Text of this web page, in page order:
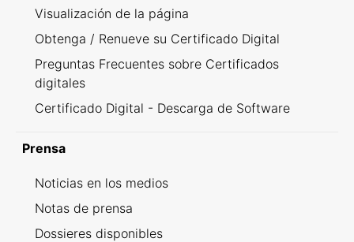
Visualización de la página
Obtenga / Renueve su Certificado Digital
Preguntas Frecuentes sobre Certificados
digitales
Certificado Digital - Descarga de Software
Prensa
Noticias en los medios
Notas de prensa
Dossieres disponibles